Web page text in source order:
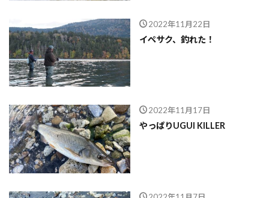
2022年11月22日
イペサク、釣れた！
2022年11月17日
やっぱりUGUI KILLER